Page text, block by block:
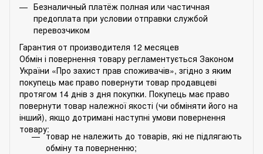
Безналичный платёж полная или частичная
предоплата при условии отправки службой
перевозчиком
Гарантия от производителя 12 месяцев
Обмін і повернення товару регламентується Законом
України «Про захист прав споживачів», згідно з яким
покупець має право повернути товар продавцеві
протягом 14 днів з дня покупки. Покупець має право
повернути товар належної якості (чи обміняти його на
інший), якщо дотримані наступні умови повернення
товару:
товар не належить до товарів, які не підлягають
обміну та поверненню;